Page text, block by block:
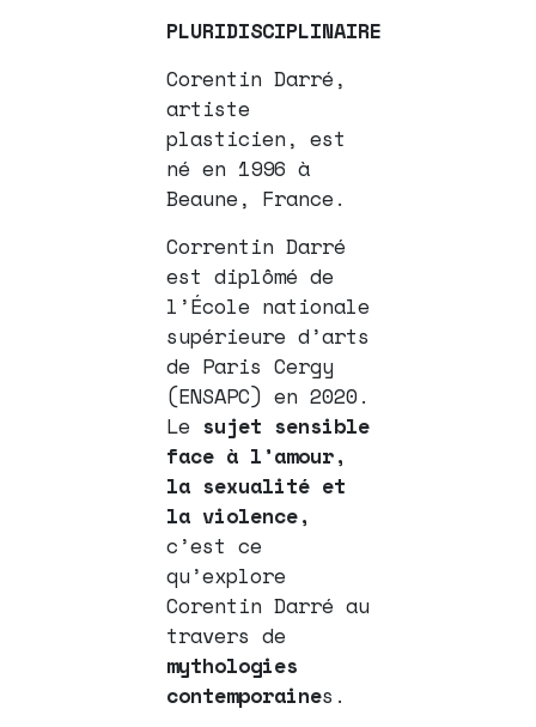
PLURIDISCIPLINAIRE
Corentin Darré,
artiste
plasticien, est
né en 1996 à
Beaune, France.
Correntin Darré
est diplômé de
l’École nationale
supérieure d’arts
de Paris Cergy
(ENSAPC) en 2020.
Le sujet sensible
face à l’amour,
la sexualité et
la violence,
c’est ce
qu’explore
Corentin Darré au
travers de
mythologies
contemporaines.